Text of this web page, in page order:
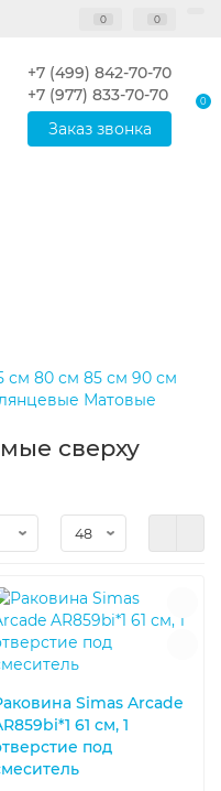
0 0
+7 (499) 842-70-70
+7 (977) 833-70-70
Заказ звонка
0
см 80 см 85 см 90 см
Матовые
сверху
Simas Arcade
61 см, 1
под